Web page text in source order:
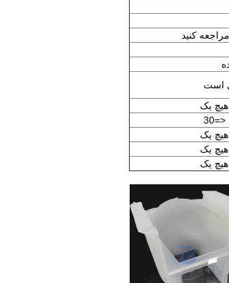
هیچ یک
<=30
هیچ یک
هیچ یک
هیچ یک